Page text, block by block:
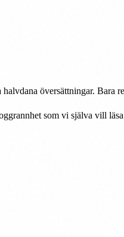
översättningar. Bara
som vi själva vill